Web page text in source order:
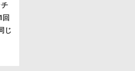
回
じ